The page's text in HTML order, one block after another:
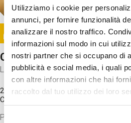
Utilizziamo i cookie per
annunci, per fornire funzionalità
analizzare il nostro traffico.
informazioni sul modo in cui
nostri partner che si occupano di
pubblicità e social media, i quali
con altre informazioni che hai
raccolto dal tuo utilizzo dei loro
Selezione
Image
SUNDAY@STEP
Come funziona il cervello?
Laboratorio
20 Set 2026 / 11:15 - 13:00
Costo
Proveremo a costruire un cervello in